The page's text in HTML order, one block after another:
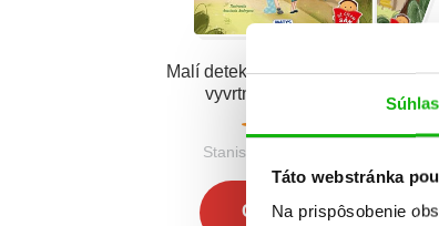
Súhlas
Táto webstránka
Na prispôsobenie
Malí detektívi - Vyšetrovanie s
vyvrtnutým členkom
Stanislav V. Solovinský
Celá séria